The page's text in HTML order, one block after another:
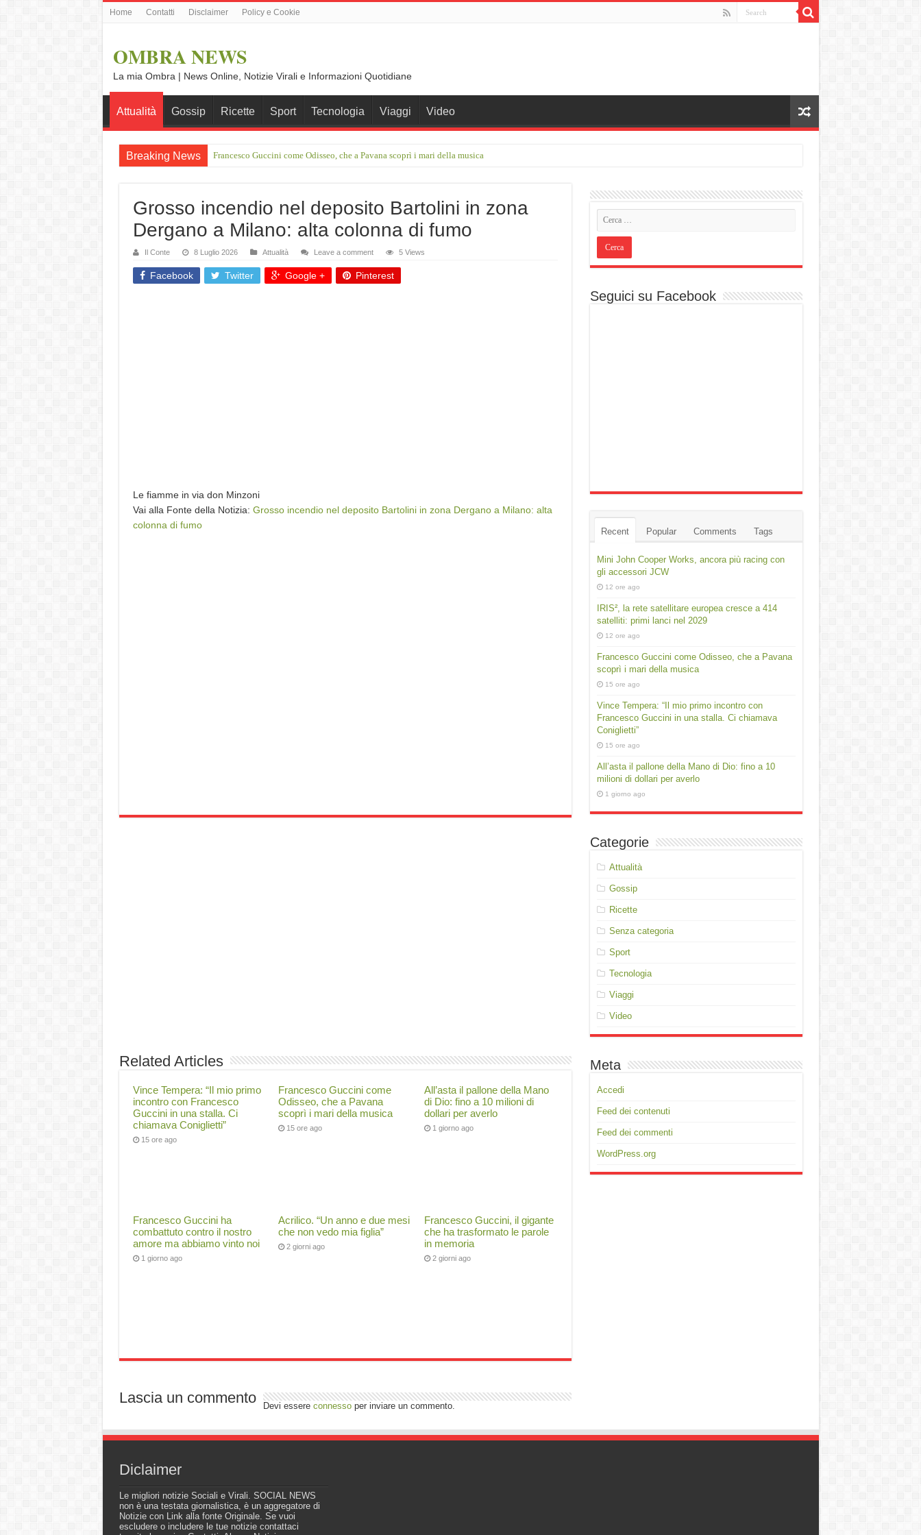
Home Contatti Disclaimer Policy e Cookie
OMBRA NEWS
La mia Ombra | News Online, Notizie Virali e Informazioni Quotidiane
Attualità Gossip Ricette Sport Tecnologia Viaggi Video
Breaking News Francesco Guccini come Odisseo, che a Pavana scoprì i mari della musica
Vince Tempera: “Il mio primo incontro con Francesco Guccini in una stalla. Ci chiamava Coniglietti”
Grosso incendio nel deposito Bartolini in zona
Dergano a Milano: alta colonna di fumo
Il Conte 8 Luglio 2026 Attualità Leave a comment 5 Views
Facebook Twitter Google + Pinterest
Le fiamme in via don Minzoni
Vai alla Fonte della Notizia: Grosso incendio nel deposito Bartolini in zona Dergano a Milano: alta
colonna di fumo
Related Articles
Vince Tempera: “Il mio primo
incontro con Francesco
Guccini in una stalla. Ci
chiamava Coniglietti”
15 ore ago
Francesco Guccini come
Odisseo, che a Pavana
scoprì i mari della musica
15 ore ago
All’asta il pallone della Mano
di Dio: fino a 10 milioni di
dollari per averlo
1 giorno ago
Francesco Guccini ha
combattuto contro il nostro
amore ma abbiamo vinto noi
1 giorno ago
Acrilico. “Un anno e due mesi
che non vedo mia figlia”
2 giorni ago
Francesco Guccini, il gigante
che ha trasformato le parole
in memoria
2 giorni ago
Lascia un commento Devi essere connessoper inviare un commento.
Seguici su Facebook
Recent Popular Comments Tags
Mini John Cooper Works, ancora più racing con
gli accessori JCW
12 ore ago
IRIS², la rete satellitare europea cresce a 414
satelliti: primi lanci nel 2029
12 ore ago
Francesco Guccini come Odisseo, che a Pavana
scoprì i mari della musica
15 ore ago
Vince Tempera: “Il mio primo incontro con
Francesco Guccini in una stalla. Ci chiamava
Coniglietti”
15 ore ago
All’asta il pallone della Mano di Dio: fino a 10
milioni di dollari per averlo
1 giorno ago
Categorie
Attualità
Gossip
Ricette
Senza categoria
Sport
Tecnologia
Viaggi
Video
Meta
Accedi
Feed dei contenuti
Feed dei commenti
WordPress.org
Diclaimer
Le migliori notizie Sociali e Virali. SOCIAL NEWS
non è una testata giornalistica, è un aggregatore di
Notizie con Link alla fonte Originale. Se vuoi
escludere o includere le tue notizie contattaci